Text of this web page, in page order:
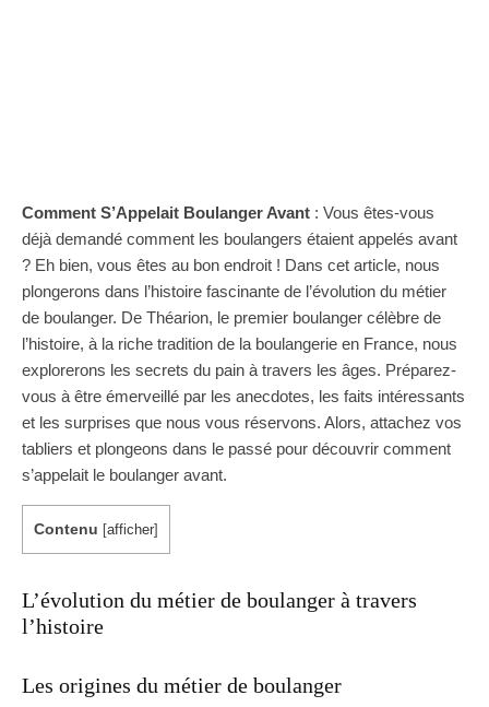
Comment S’Appelait Boulanger Avant : Vous êtes-vous
déjà demandé comment les boulangers étaient appelés avant
? Eh bien, vous êtes au bon endroit ! Dans cet article, nous
plongerons dans l’histoire fascinante de l’évolution du métier
de boulanger. De Théarion, le premier boulanger célèbre de
l’histoire, à la riche tradition de la boulangerie en France, nous
explorerons les secrets du pain à travers les âges. Préparez-
vous à être émerveillé par les anecdotes, les faits intéressants
et les surprises que nous vous réservons. Alors, attachez vos
tabliers et plongeons dans le passé pour découvrir comment
s’appelait le boulanger avant.
Contenu [afficher]
L’évolution du métier de boulanger à travers
l’histoire
Les origines du métier de boulanger